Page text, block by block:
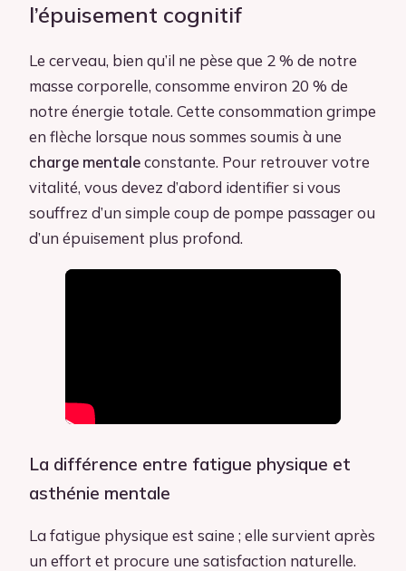
l’épuisement cognitif
Le cerveau, bien qu’il ne pèse que 2 % de notre
masse corporelle, consomme environ 20 % de
notre énergie totale. Cette consommation grimpe
en flèche lorsque nous sommes soumis à une
charge mentaleconstante. Pour retrouver votre
vitalité, vous devez d’abord identifier si vous
souffrez d’un simple coup de pompe passager ou
d’un épuisement plus profond.
La différence entre fatigue physique et
asthénie mentale
La fatigue physique est saine ; elle survient après
un effort et procure une satisfaction naturelle.